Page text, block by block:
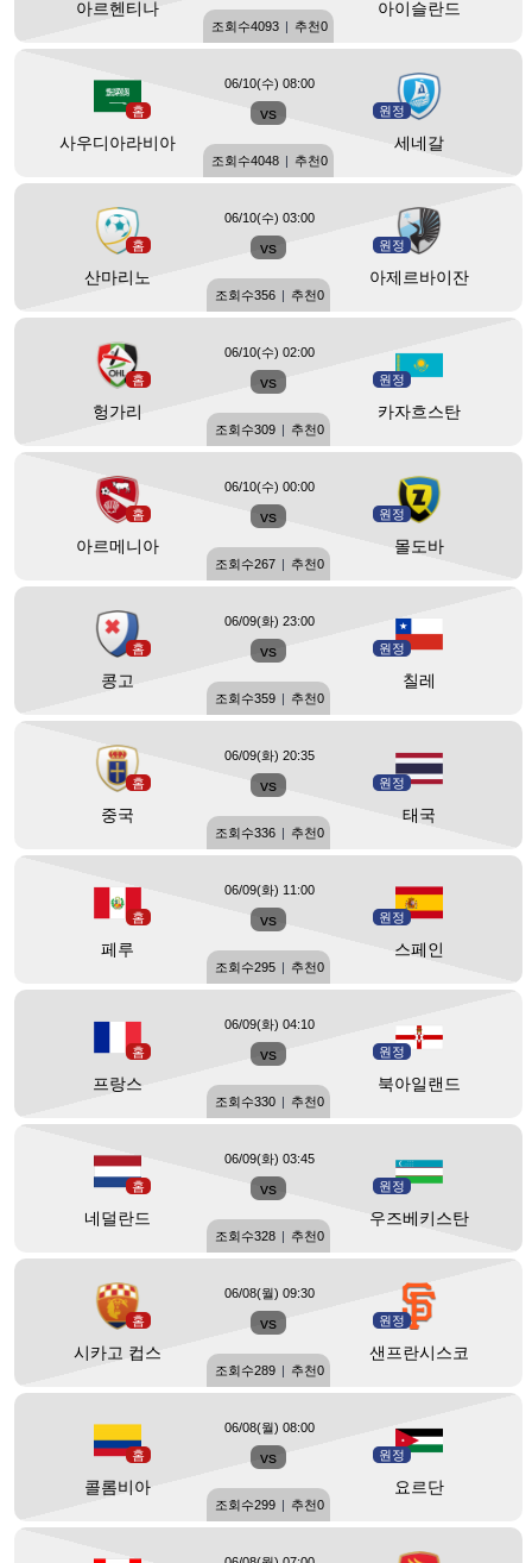
아르헨티나 아이슬란드
조회수4093 | 추천0
홈
사우디아라비아
vs 원정
세네갈
06/10(수) 08:00
조회수4048 | 추천0
홈
산마리노
vs 원정
아제르바이잔
06/10(수) 03:00
조회수356 | 추천0
홈
헝가리
vs 원정
카자흐스탄
06/10(수) 02:00
조회수309 | 추천0
홈
아르메니아
vs 원정
몰도바
06/10(수) 00:00
조회수267 | 추천0
홈
콩고
vs 원정
칠레
06/09(화) 23:00
조회수359 | 추천0
홈
중국
vs 원정
태국
06/09(화) 20:35
조회수336 | 추천0
홈
페루
vs 원정
스페인
06/09(화) 11:00
조회수295 | 추천0
홈
프랑스
vs 원정
북아일랜드
06/09(화) 04:10
조회수330 | 추천0
홈
네덜란드
vs 원정
우즈베키스탄
06/09(화) 03:45
조회수328 | 추천0
홈
시카고 컵스
vs 원정
샌프란시스코
06/08(월) 09:30
조회수289 | 추천0
홈
콜롬비아
vs 원정
요르단
06/08(월) 08:00
조회수299 | 추천0